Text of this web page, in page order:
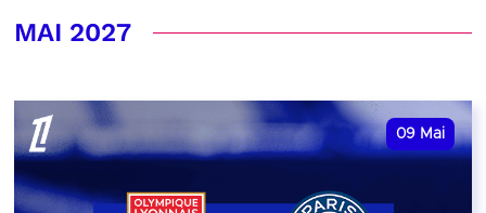
MAI 2027
09 Mai